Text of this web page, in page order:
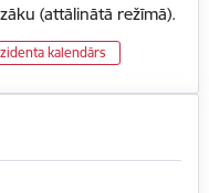
(attālinātā režīmā).
kalendārs